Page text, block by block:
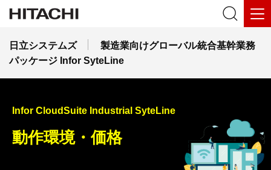
日立システムズ
製造業向けグローバル統合基幹業務
パッケージ Infor SyteLine
Infor CloudSuite Industrial SyteLine
動作環境・価格